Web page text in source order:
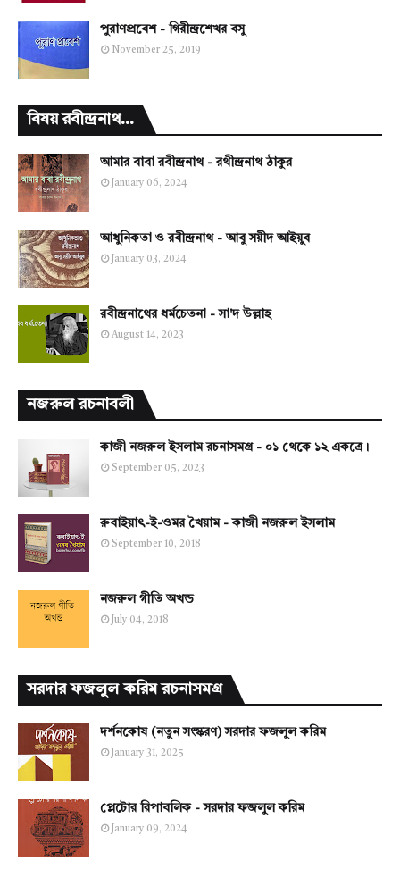
পুরাণপ্রবেশ - গিরীন্দ্রশেখর বসু
November 25, 2019
বিষয় রবীন্দ্রনাথ...
আমার বাবা রবীন্দ্রনাথ - রথীন্দ্রনাথ ঠাকুর
January 06, 2024
আধুনিকতা ও রবীন্দ্রনাথ - আবু সয়ীদ আইয়ুব
January 03, 2024
রবীন্দ্রনাথের ধর্মচেতনা - সা'দ উল্লাহ
August 14, 2023
নজরুল রচনাবলী
কাজী নজরুল ইসলাম রচনাসমগ্র - ০১ থেকে ১২ একত্রে।
September 05, 2023
রুবাইয়াৎ-ই-ওমর খৈয়াম - কাজী নজরুল ইসলাম
September 10, 2018
নজরুল গীতি অখন্ড
July 04, 2018
সরদার ফজলুল করিম রচনাসমগ্র
দর্শনকোষ (নতুন সংস্করণ) সরদার ফজলুল করিম
January 31, 2025
প্লেটোর রিপাবলিক - সরদার ফজলুল করিম
January 09, 2024